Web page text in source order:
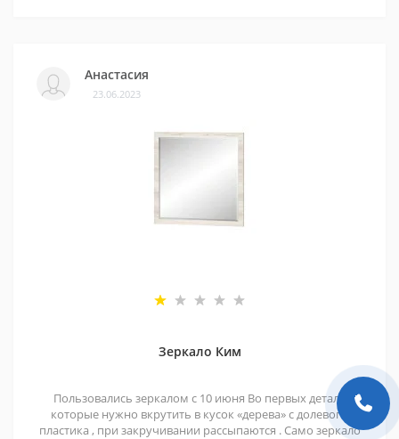
Анастасия
23.06.2023
Зеркало Ким
Пользовались зеркалом с 10 июня Во первых детали
которые нужно вкрутить в кусок «дерева» с долевого
пластика , при закручивании рассыпаются . Само зеркало